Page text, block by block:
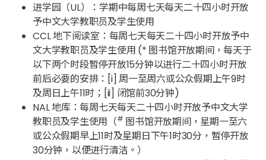
进学园（UL）：学期中每周七天每天二十四小时开放
予中文大学教职员及学生使用
CCL 地下阅读室：每周七天每天二十四小时开放予中
文大学教职员及学生使用 (* 图书馆开放期间，每天于
以下两个时段暂停开放15分钟以进行二十四小时开放
前后必要的安排：[i] 周一至周六或公众假期上午9时
及周日上午11时；[ii] 闭馆前30分钟)
NAL 地库：每周七天每天二十四小时开放予中文大学
教职员及学生使用（# 图书馆开放期间，星期一至六
或公众假期早上11时及星期日下午1时30分，暂停开放
30分钟，以便进行清洁。）